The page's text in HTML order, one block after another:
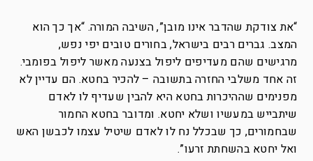
“את צודקת שהדבר אינו מובן”, השיבה המורה. “אך כך הוא
המצב. גברים רבים בישראל, בחורים טובים יפי נפש,
מרגישים שהם מעדיפים ליפול בצנעה מאשר ליפול בפומבי.
זה אחד משלבי החזרה בתשובה – להכיר בחטא. הם עדיין לא
מפנימים שההיכרות בחטא היא להבין שעדיף לו לאדם
שיתבייש במעשיו ושלא יחטא. ומדובר בחטא החמור
שבחמורים, כך שבכלל נח לו לאדם שיטיל עצמו לכבשן האש
ואל יחטא בהשחתת זרעו”.